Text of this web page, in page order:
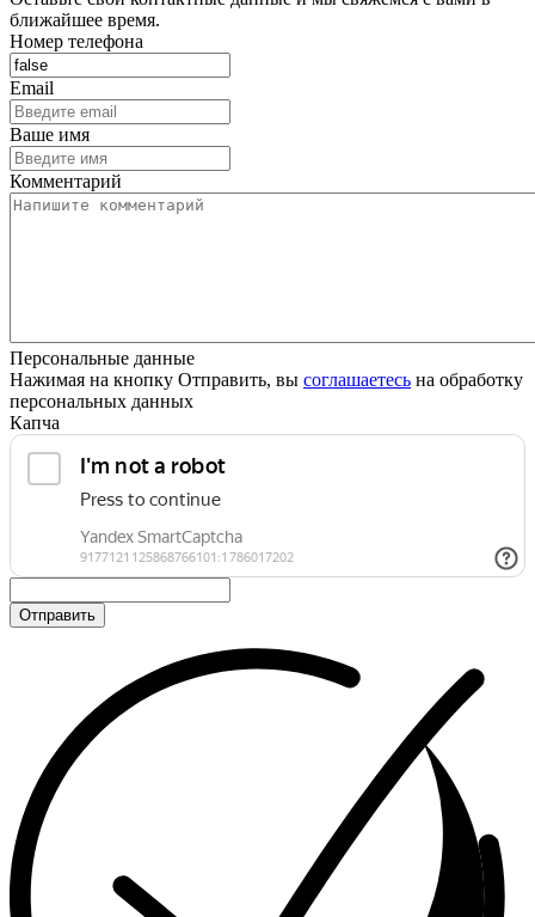
ближайшее время.
Номер телефона
Email
Ваше имя
Комментарий
Персональные данные
Нажимая на кнопку Отправить, вы соглашаетесь на обработку
персональных данных
Капча
Отправить